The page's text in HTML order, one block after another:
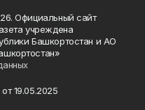
Официальный сайт
учреждена
Башкортостан и АО
19.05.2025